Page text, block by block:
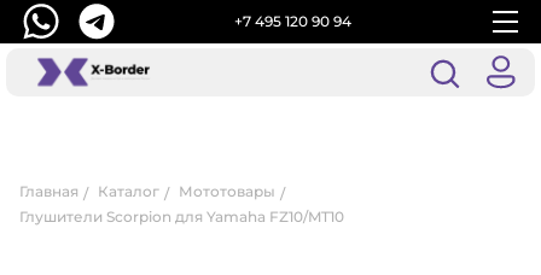
+7 495 120 90 94
Главная Каталог
Мототовары
Глушители Scorpion для Yamaha FZ10/MT10